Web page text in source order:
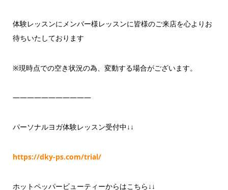
体験レッスンにメンバー様レッスンに皆様のご来店を心よりお
待ちいたしております
※現時点での空き状況の為、変動する場合がございます。
———————————
パーソナルヨガ体験レッスン受付中↓↓
https://dky-ps.com/trial/
ホットペッパービューティーからはこちら↓↓